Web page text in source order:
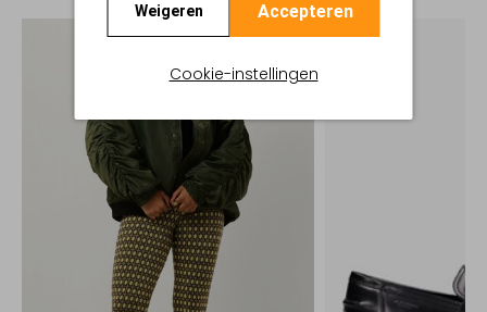
Weigeren Accepteren
Cookie-instellingen